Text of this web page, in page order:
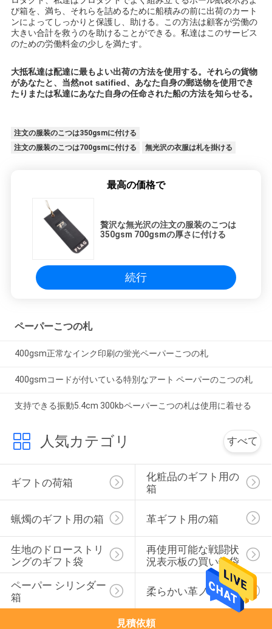
び箱を、満ち、それらを詰めるために船積みの前に出荷のカート
ンによってしっかりと保護し、助ける。この方法は顧客が労働の
大きい合計を救うのを助けることができる。私達はこのサービス
のための労働料金の少しを満たす。
大抵私達は配達に最もよい出荷の方法を使用する。それらの貨物
があなたと、当然not satified、あなた自身の郵送物を使用でき
たりまたは私達にあなた自身の任命された船の方法を知らせる。
注文の服装のこつは350gsmに付ける
注文の服装のこつは700gsmに付ける
無光沢の衣服は札を掛ける
最高の価格で
贅沢な無光沢の注文の服装のこつは
350gsm 700gsmの厚さに付ける
続行
ペーパーこつの札
400gsm正常なインク印刷の蛍光ペーパーこつの札
400gsmコードが付いている特別なアート ペーパーのこつの札
支持できる振動5.4cm 300kbペーパーこつの札は使用に着せる
人気カテゴリ すべて
ギフトの荷箱
化粧品のギフト用の
箱
蝋燭のギフト用の箱 革ギフト用の箱
生地のドローストリ
ングのギフト袋
再使用可能な戦闘状
況表示板の買い物袋
ペーパー シリンダー
箱
柔らかい革ノート
見積依頼